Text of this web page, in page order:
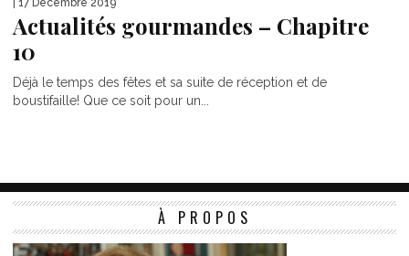
| 17 Décembre 2019
Actualités gourmandes – Chapitre
10
Déjà le temps des fêtes et sa suite de réception et de
boustifaille! Que ce soit pour un...
À PROPOS